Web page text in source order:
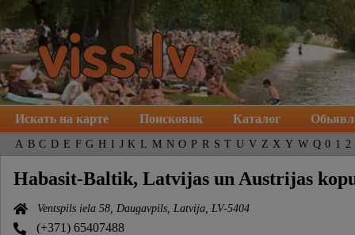
Искать на карте Поисковик Каталог
A B C D E F G H I J K L M N O P R S T U V Z X Y W Q 0 1 2
Habasit-Baltik, Latvijas un Austrijas
Ventspils iela 58, Daugavpils, Latvija, LV-5404
(+371) 65407488